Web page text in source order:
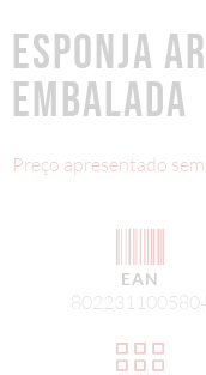
ESPONJA
EMBALADA
Preço apresentado
EAN